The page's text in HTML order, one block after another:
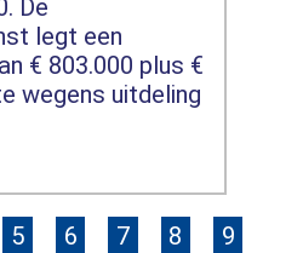
De
legt een
€ 803.000 plus €
wegens uitdeling
5 6 7 8
9